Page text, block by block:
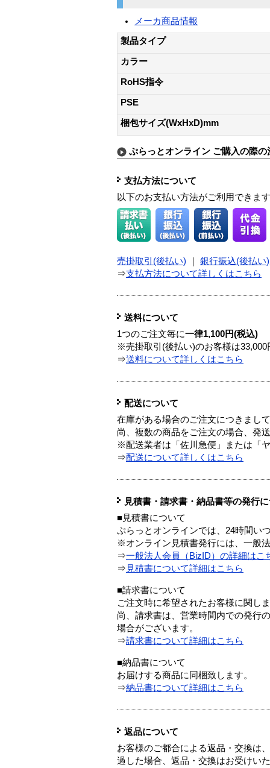
メーカ商品情報
製品タイプ
カラー
RoHS指令
PSE
梱包サイズ(WxHxD)mm
ぷらっとオンライン ご購入の際の
支払方法について
以下のお支払い方法がご利用できます
売掛取引(後払い) ｜ 銀行振込(後払い)
⇒支払方法について詳しくはこちら
送料について
1つのご注文毎に一律1,100円(税込)
※売掛取引(後払い)のお客様は33,000
⇒送料について詳しくはこちら
配送について
在庫がある場合のご注文につきまし
尚、複数の商品をご注文の場合、発
※配送業者は「佐川急便」または「
⇒配送について詳しくはこちら
見積書・請求書・納品書等の発行
■見積書について
ぷらっとオンラインでは、24時間い
※オンライン見積書発行には、一般
⇒一般法人会員（BizID）の詳細はこ
⇒ 見積書について詳細はこちら
■請求書について
ご注文時に希望されたお客様に関し
尚、請求書は、営業時間内での発行
場合がございます。
⇒請求書について詳細はこちら
■納品書について
お届けする商品に同梱致します。
⇒納品書について詳細はこちら
返品について
お客様のご都合による返品・交換は
過した場合、返品・交換はお受けいた